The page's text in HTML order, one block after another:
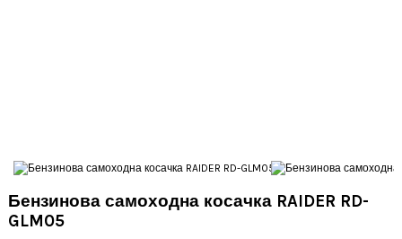
Бензинова самоходна косачка RAIDER RD-
GLM05